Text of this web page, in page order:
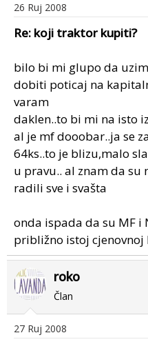
26 Ruj 2008
Re: koji traktor kupiti?
bilo bi mi glupo da
dobiti poticaj na
varam
daklen..to bi mi na isto
al je mf dooobar..ja se
64ks..to je blizu,malo
u pravu.. al znam da su
radili sve i svašta
onda ispada da su MF i
približno istoj cjenovnoj
roko
Član
27 Ruj 2008